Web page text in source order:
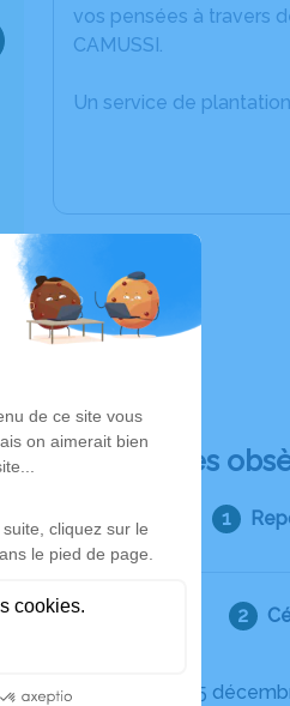
vos pensées à travers
CAMUSSI.
Un service de
Déroulé des
Le jeudi 15